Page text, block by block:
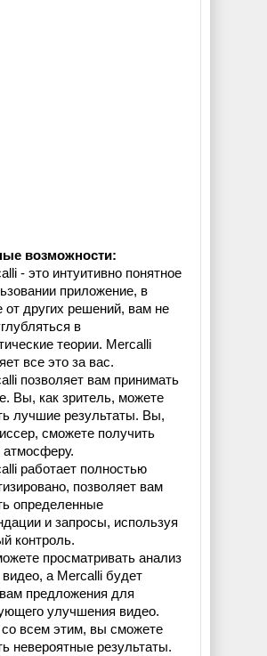
возможности:
- это интуитивно понятное
приложение, в
от других решений, вам не
в
теории. Mercalli
все это за вас.
позволяет вам принимать
Вы, как зритель, можете
лучшие результаты. Вы,
сможете получить
работает полностью
позволяет вам
определенные
и запросы, используя
контроль.
просматривать анализ
видео, а Mercalli будет
предложения для
улучшения видео.
всем этим, вы сможете
невероятные результаты.